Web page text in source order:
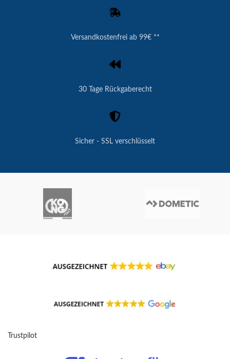
Versandkostenfrei ab 99€ **
30 Tage Rückgaberecht
Sicher - SSL verschlüsselt
Trustpilot